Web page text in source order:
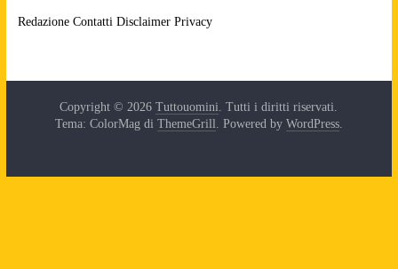
Redazione Contatti Disclaimer Privacy
Copyright © 2026Tuttouomini. Tutti i diritti riservati.
Tema: ColorMag di ThemeGrill. Powered by WordPress.